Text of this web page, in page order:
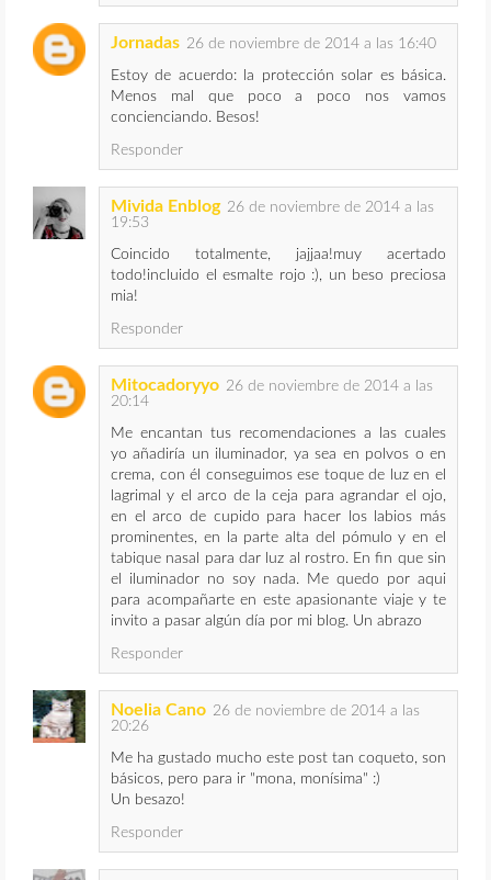
Jornadas 26 de noviembre de 2014 a las 16:40
Estoy de acuerdo: la protección solar es básica.
Menos mal que poco a poco nos vamos
concienciando. Besos!
Responder
Mivida Enblog 26 de noviembre de 2014 a las
19:53
Coincido totalmente, jajjaa!muy acertado
todo!incluido el esmalte rojo :), un beso preciosa
mia!
Responder
Mitocadoryyo 26 de noviembre de 2014 a las
20:14
Me encantan tus recomendaciones a las cuales
yo añadiría un iluminador, ya sea en polvos o en
crema, con él conseguimos ese toque de luz en el
lagrimal y el arco de la ceja para agrandar el ojo,
en el arco de cupido para hacer los labios más
prominentes, en la parte alta del pómulo y en el
tabique nasal para dar luz al rostro. En fin que sin
el iluminador no soy nada. Me quedo por aqui
para acompañarte en este apasionante viaje y te
invito a pasar algún día por mi blog. Un abrazo
Responder
Noelia Cano 26 de noviembre de 2014 a las
20:26
Me ha gustado mucho este post tan coqueto, son
básicos, pero para ir "mona, monísima" :)
Un besazo!
Responder